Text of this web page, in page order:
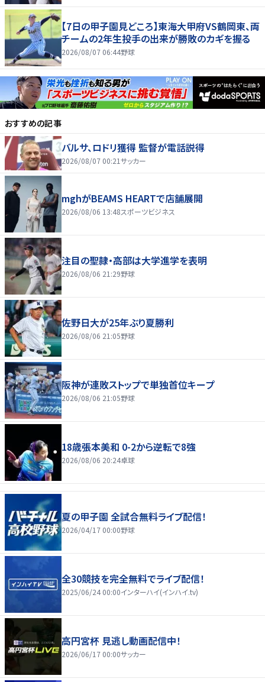
【7日の甲子園見どころ】東海大甲府VS鶴岡東、両
チームの2年生投手の出来が勝敗のカギを握る
2026/08/07 06:44野球
おすすめの記事
バルサ、ロドリ獲得 監督が電話説得
2026/08/07 00:21サッカー
mghがBEAMS HEARTで店舗展開
2026/08/06 13:48スポーツビジネス
注目の聖隷・高部は大学進学を表明
2026/08/06 21:29野球
佐野日大が25年ぶり夏勝利
2026/08/06 21:05野球
阪神が連敗ストップで単独首位キープ
2026/08/06 21:05野球
18歳張本美和 0-2から逆転で8強
2026/08/06 20:24卓球
夏の甲子園 全試合無料ライブ配信！
2026/04/17 00:00野球
全30競技を完全無料でライブ配信！
2025/06/24 00:00インターハイ(インハイ.tv)
高円宮杯 見逃し動画配信中！
2026/06/17 00:00サッカー